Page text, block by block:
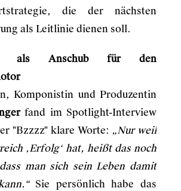
die der nächsten
als Leitlinie dienen soll.
als Anschub für den
Komponistin und Produzentin
fand im Spotlight-Interview
"Bzzzz" klare Worte: „Nur weil
‚Erfolg‘ hat, heißt das noch
man sich sein Leben damit
Sie persönlich habe das